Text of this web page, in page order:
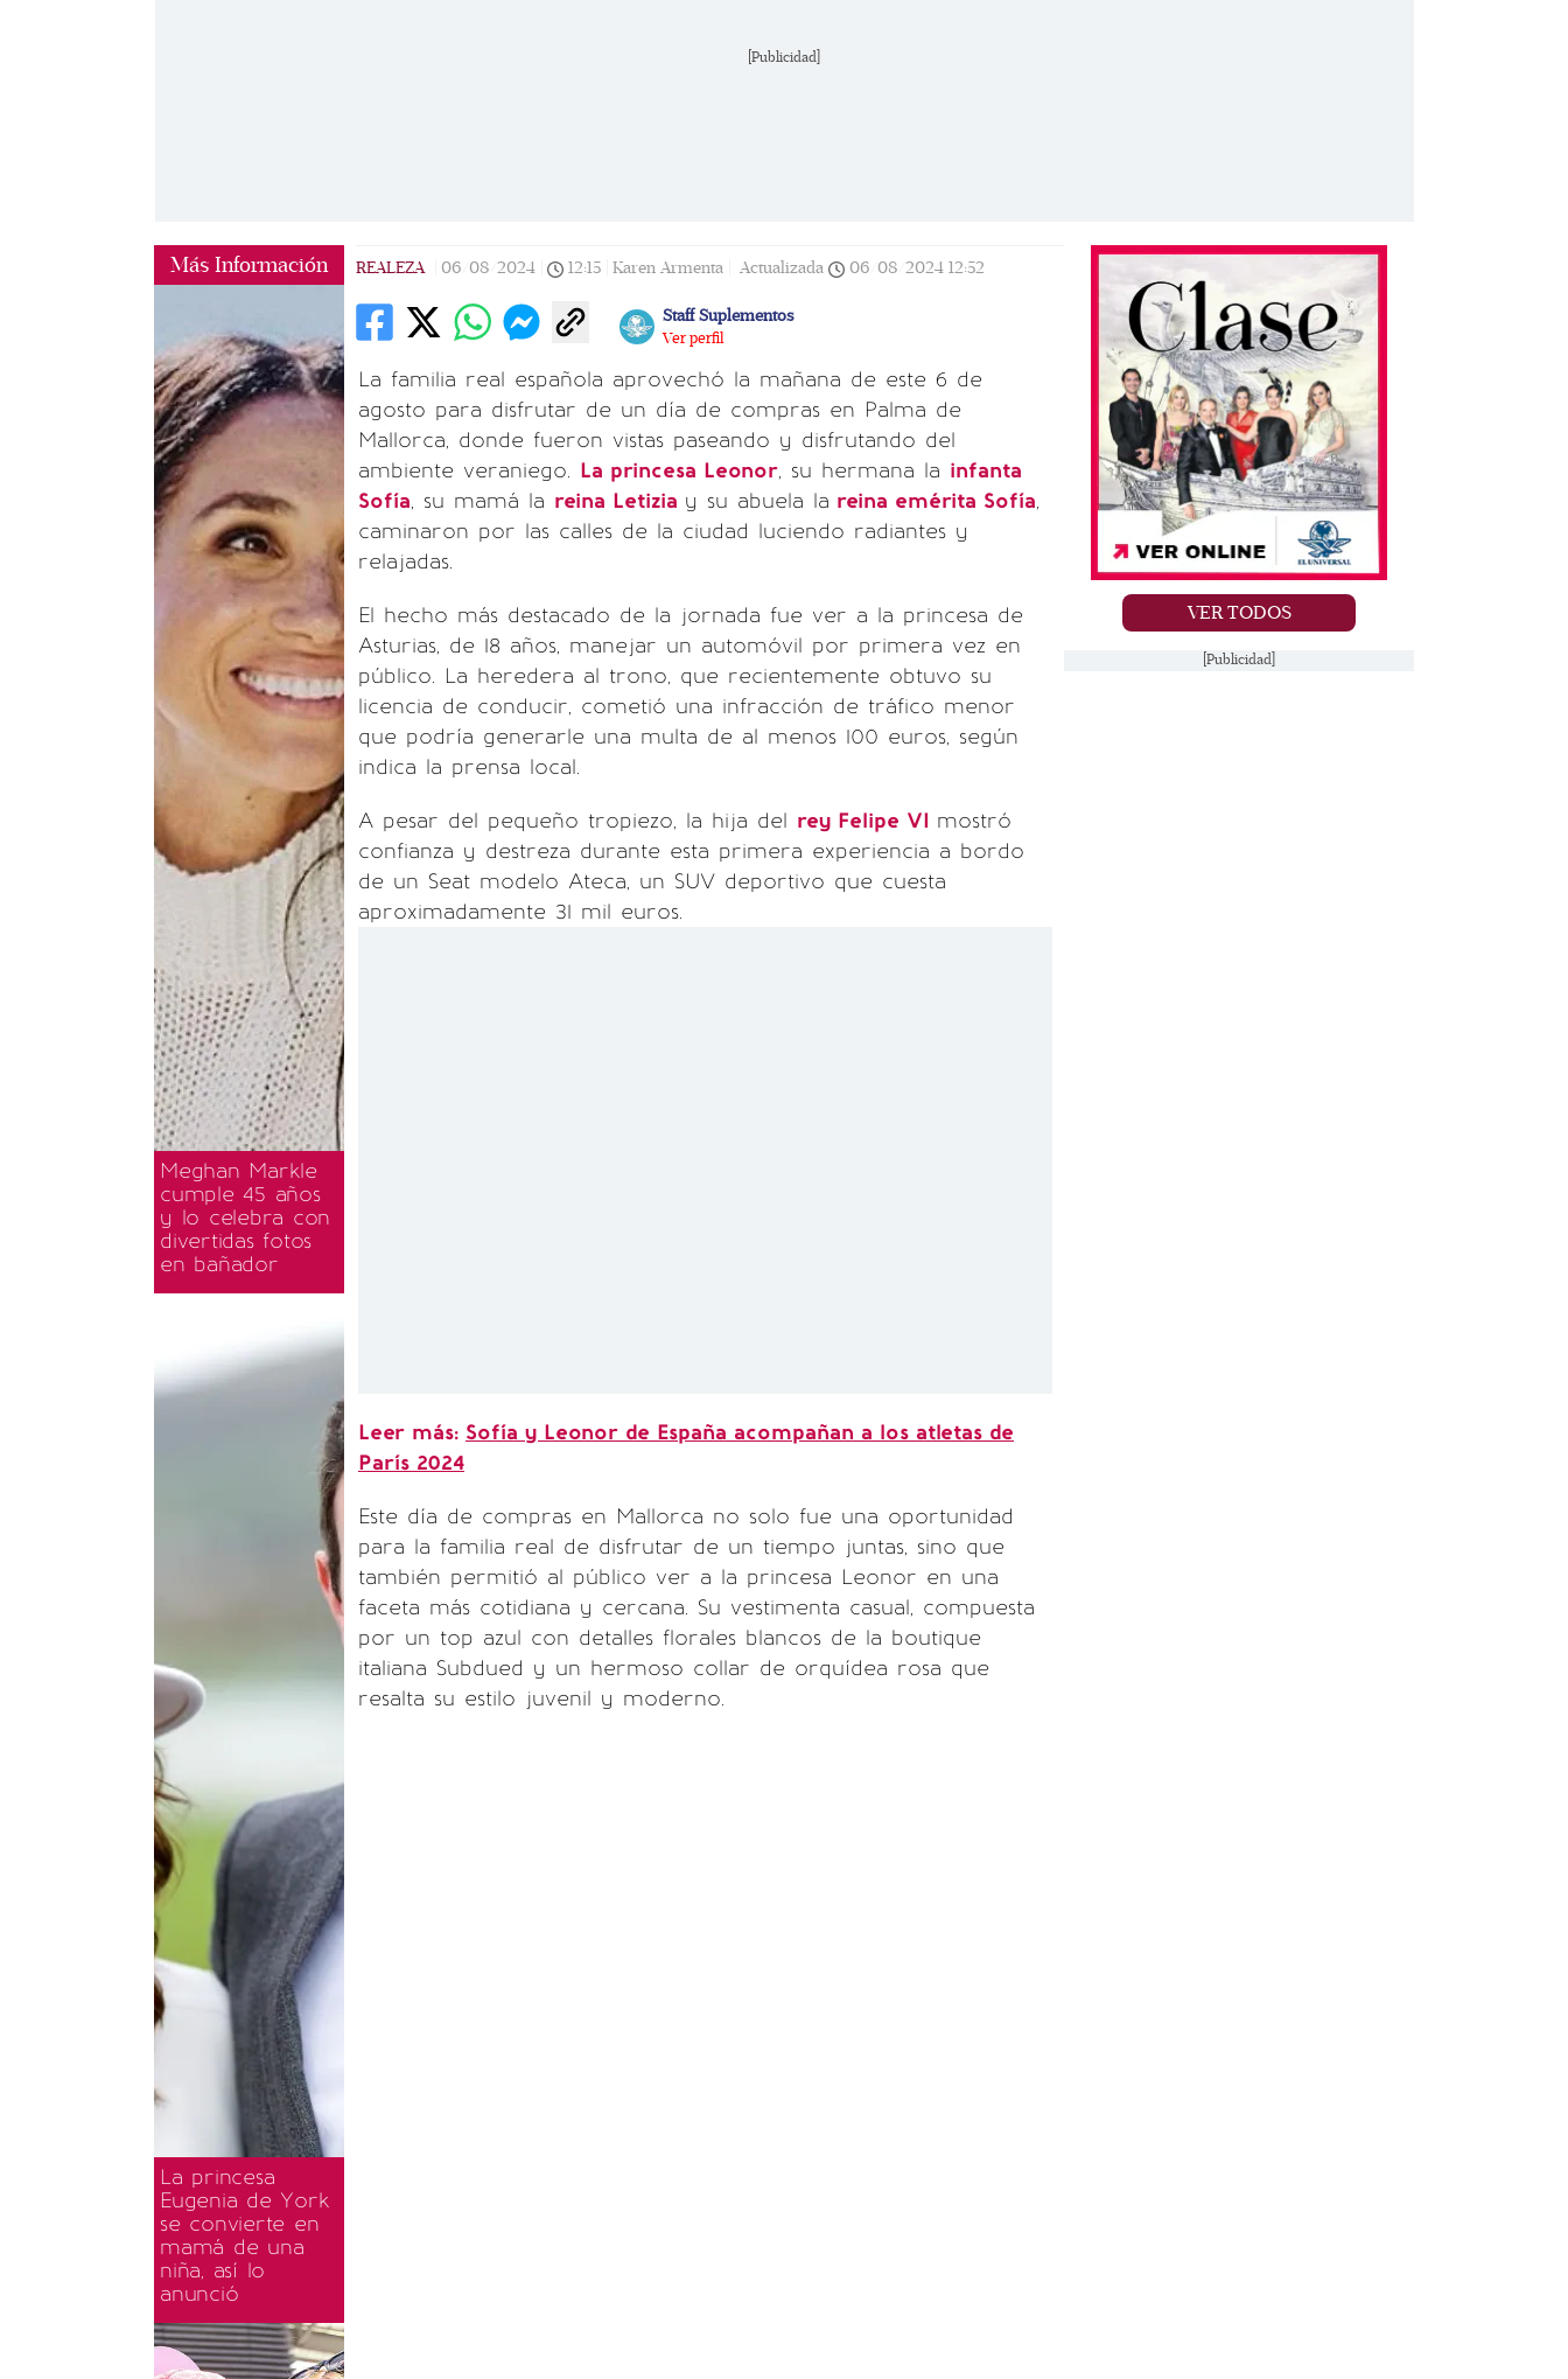
[Publicidad]
Más Información
Meghan Markle
cumple 45 años
y lo celebra con
divertidas fotos
en bañador
La princesa
Eugenia de York
se convierte en
mamá de una
niña, así lo
anunció
REALEZA 06/08/2024 12:15 Karen Armenta | Actualizada 06/08/2024 12:52
Staff Suplementos
Ver perfil
La familia real española aprovechó la mañana de este 6 de
agosto para disfrutar de un día de compras en Palma de
Mallorca, donde fueron vistas paseando y disfrutando del
ambiente veraniego. La princesa Leonor, su hermana la infanta
Sofía, su mamá la reina Letizia y su abuela la reina emérita Sofía,
caminaron por las calles de la ciudad luciendo radiantes y
relajadas.
El hecho más destacado de la jornada fue ver a la princesa de
Asturias, de 18 años, manejar un automóvil por primera vez en
público. La heredera al trono, que recientemente obtuvo su
licencia de conducir, cometió una infracción de tráfico menor
que podría generarle una multa de al menos 100 euros, según
indica la prensa local.
A pesar del pequeño tropiezo, la hija del rey Felipe VI mostró
confianza y destreza durante esta primera experiencia a bordo
de un Seat modelo Ateca, un SUV deportivo que cuesta
aproximadamente 31 mil euros.
Leer más: Sofía y Leonor de España acompañan a los atletas de
París 2024
Este día de compras en Mallorca no solo fue una oportunidad
para la familia real de disfrutar de un tiempo juntas, sino que
también permitió al público ver a la princesa Leonor en una
faceta más cotidiana y cercana. Su vestimenta casual, compuesta
por un top azul con detalles florales blancos de la boutique
italiana Subdued y un hermoso collar de orquídea rosa que
resalta su estilo juvenil y moderno.
VER TODOS
[Publicidad]